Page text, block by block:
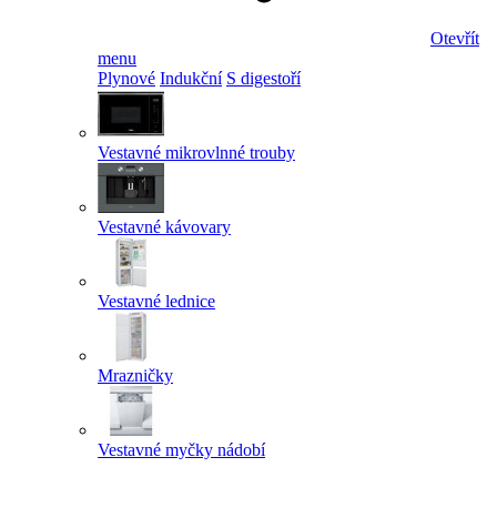
Otevřít
menu
Plynové Indukční S digestoří
Vestavné mikrovlnné trouby
Vestavné kávovary
Vestavné lednice
Mrazničky
Vestavné myčky nádobí